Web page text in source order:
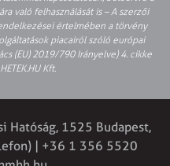
való felhasználását is – A szerzői
értelmében a törvény
piacairól szóló európai
(EU) 2019/790 Irányelve) 4. cikke
Kft.
Hatóság, 1525 Budapest,
| +36 1 356 5520